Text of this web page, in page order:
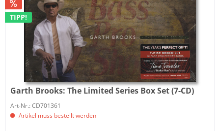
TIPP!
Garth Brooks:The Limited Series Box Set (7-CD)
Art-Nr.: CD701361
Artikel muss bestellt werden